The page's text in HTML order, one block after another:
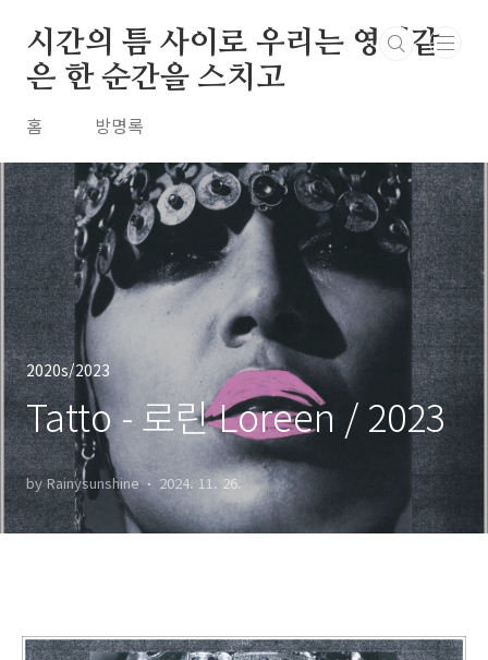
시간의 틈 사이로 우리는 영원같
은 한 순간을 스치고
홈 방명록
2020s/2023
Tatto - 로린 Loreen / 2023
by Rainysunshine 2024. 11. 26.